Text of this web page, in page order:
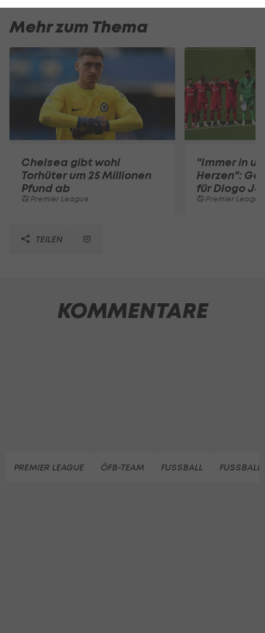
Mehr zum Thema
Chelsea gibt wohl
Torhüter um 25 Millionen
Pfund ab
Premier League
"Immer in
Herzen":
für Diogo
Premier League
TEILEN
KOMMENTARE
PREMIER LEAGUE ÖFB-TEAM FUSSBALL FUSSBALL